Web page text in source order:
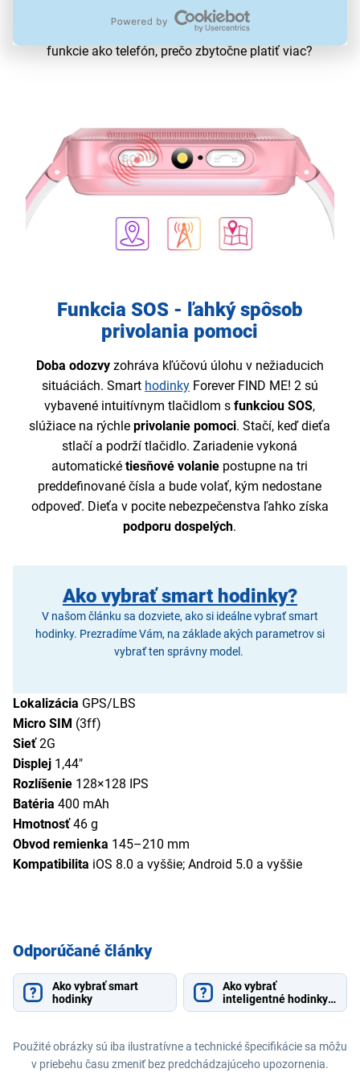
. Je odolné, pohodlné a pevne
sedí na zápästí. Ak majú šikovné hodinky rovnaké
funkcie ako telefón, prečo zbytočne platiť viac?
Funkcia SOS - ľahký spôsob
privolania pomoci
Doba odozvyzohráva kľúčovú úlohu v nežiaducich
situáciách. Smart hodinkyForever FIND ME! 2 sú
vybavené intuitívnym tlačidlom sfunkciou SOS,
slúžiace na rýchleprivolanie pomoci. Stačí, keď dieťa
stlačí a podrží tlačidlo. Zariadenie vykoná
automatickétiesňové volanie postupne na tri
preddefinované čísla a bude volať, kým nedostane
odpoveď. Dieťa v pocite nebezpečenstva ľahko získa
podporu dospelých.
Ako vybrať smart hodinky?
V našom článku sa dozviete, ako si ideálne vybrať smart
hodinky. Prezradíme Vám, na základe akých parametrov si
vybrať ten správny model.
Lokalizácia GPS/LBS
Micro SIM (3ff)
Sieť2G
Displej 1,44"
Rozlíšenie 128×128 IPS
Batéria 400 mAh
Hmotnosť46 g
Obvod remienka 145–210 mm
Kompatibilita iOS 8.0 a vyššie; Android 5.0 a vyššie
Odporúčané články
Ako vybrať smart
hodinky
Ako vybrať
inteligentné hodinky
pre deti
Použité obrázky sú iba ilustratívne a technické špecifikácie sa môžu
v priebehu času zmeniť bez predchádzajúceho upozornenia.